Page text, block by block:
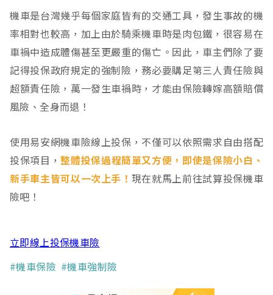
機車是台灣幾乎每個家庭皆有的交通工具，發生事故的機
率相對也較高，加上由於騎乘機車時是肉包鐵，很容易在
車禍中造成體傷甚至更嚴重的傷亡。因此，車主們除了要
記得投保政府規定的強制險，務必要購足第三人責任險與
超額責任險，萬一發生車禍時，才能由保險轉嫁高額賠償
風險、全身而退！
使用易安網機車險線上投保，不僅可以依照需求自由搭配
投保項目，整體投保過程簡單又方便，即使是保險小白、
新手車主皆可以一次上手！ 現在就馬上前往試算投保機車
險吧！
立即線上投保機車險
#機車保險 #機車強制險